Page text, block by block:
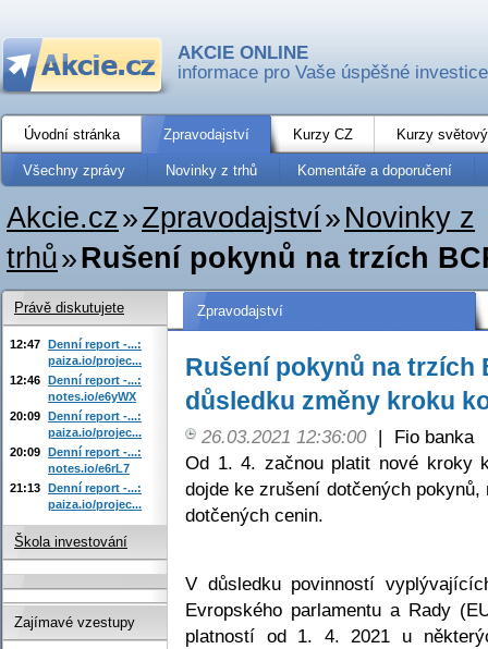
AKCIE ONLINE
informace pro Vaše úspěšné investice
Úvodní stránka Zpravodajství Kurzy CZ Kurzy
Všechny zprávy Novinky z trhů Komentáře a doporučení
Akcie.cz»Zpravodajství» Novinky z
trhů»Rušení pokynů na trzích
Zpravodajství
Rušení pokynů na trzích
důsledku změny kroku
26.03.2021 12:36:00 |
Fio banka
Od 1. 4. začnou platit nové kroky
dojde ke zrušení dotčených
dotčených cenin.
V důsledku povinností
Evropského parlamentu a Rady
platností od 1. 4. 2021 u
Právě diskutujete
12:47 Denní report -...:
paiza.io/projec...
12:46 Denní report -...:
notes.io/e6yWX
20:09 Denní report -...:
paiza.io/projec...
20:09 Denní report -...:
notes.io/e6rL7
21:13 Denní report -...:
paiza.io/projec...
Škola investování
Zajímavé vzestupy